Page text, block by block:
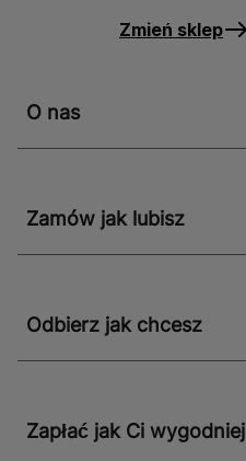
Zmień sklep
O nas
Zamów jak lubisz
Odbierz jak chcesz
Zapłać jak Ci wygodniej